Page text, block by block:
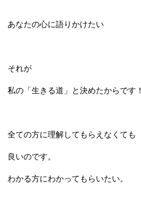
あなたの心に語りかけたい
それが
私の「生きる道」と決めたからです！
全ての方に理解してもらえなくても
良いのです。
わかる方にわかってもらいたい。